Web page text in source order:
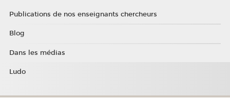
Publications de nos enseignants chercheurs
Blog
Dans les médias
Ludo